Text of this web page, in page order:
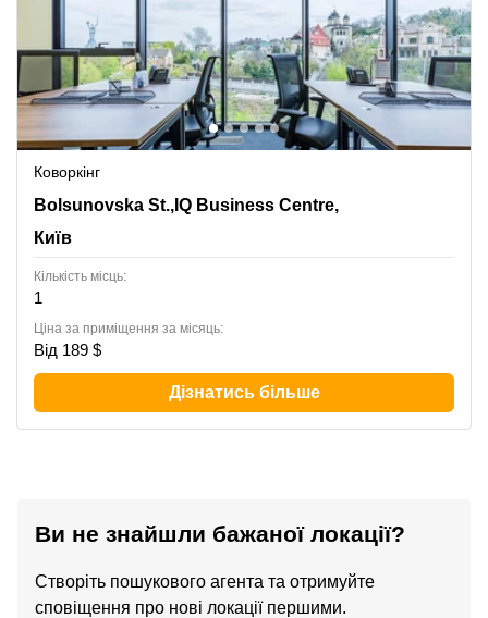
Коворкінг
13-15 Bolsunovska St.,IQ Business Centre, 8th Floor,
Bolsunovska St.,IQ Business Centre,
Київ
Кількість місць:
1
Ціна за приміщення за місяць:
Від 189 $
Дізнатись більше
Ви не знайшли бажаної локації?
Створіть пошукового агента та отримуйте
сповіщення про нові локації першими.